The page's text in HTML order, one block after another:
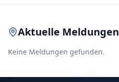
Aktuelle Meldungen
Keine Meldungen gefunden.